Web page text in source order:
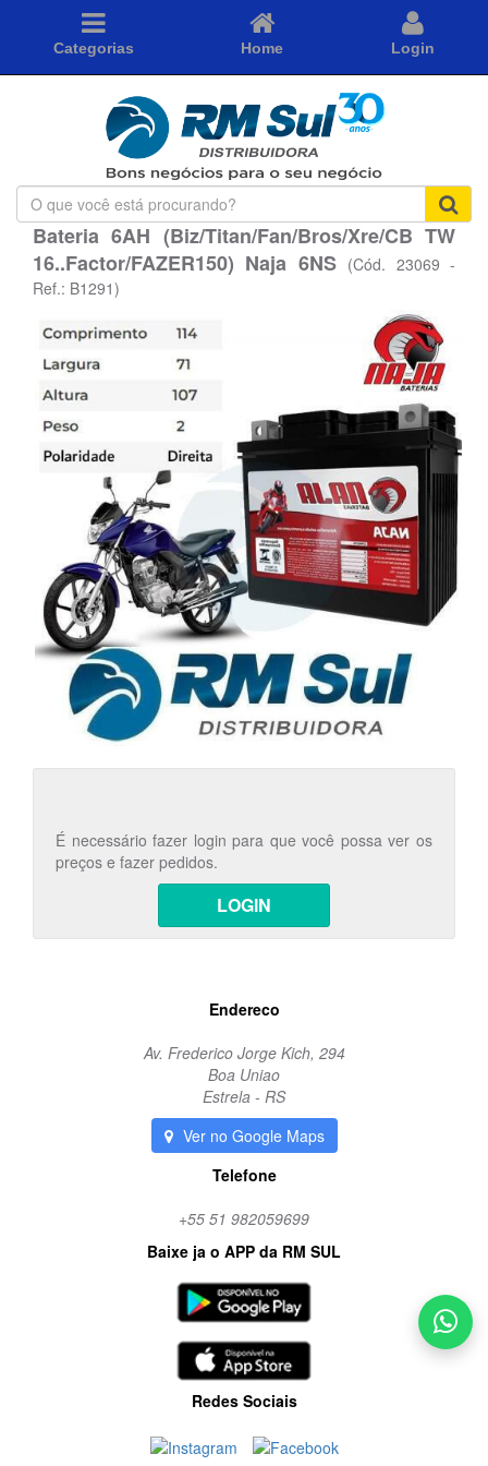
Categorias Home Login
O
que
você
está
procurando?
Bateria 6AH (Biz/Titan/Fan/Bros/Xre/CB TW
16..Factor/FAZER150) Naja 6NS (Cód. 23069 -
Ref.: B1291)
É necessário fazer login para que você possa ver os
preços e fazer pedidos.
LOGIN
Endereco
Av. Frederico Jorge Kich, 294
Boa Uniao
Estrela - RS
Ver no Google Maps
Telefone
+55 51 982059699
Baixe ja o APP da RM SUL
Redes Sociais